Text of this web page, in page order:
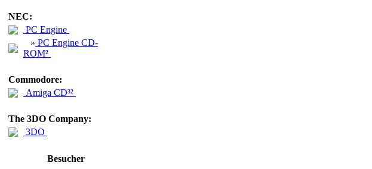
NEC:
PC Engine
» PC Engine CD-
ROM²
Commodore:
Amiga CD³²
The 3DO Company:
3DO
Besucher